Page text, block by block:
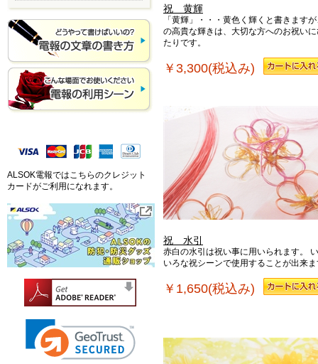
祝 黄輝
「黄輝」・・・黄色く輝くと書きます
の高貴な輝きは、大切な方へのお祝い
たりです。
￥3,300(税込み)
祝 水引
赤白の水引は祝い事に用いられます。
いろな祝シーンで使用することが出来
￥1,650(税込み)
ALSOK電報ではこちらのクレジット
カードがご利用になれます。